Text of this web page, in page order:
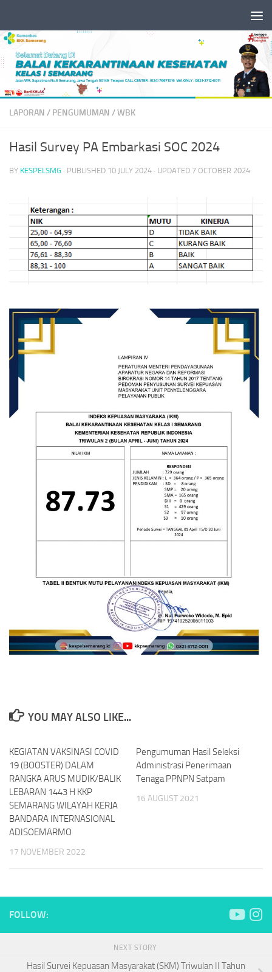
LAPORAN / PENGUMUMAN /WBK
Hasil Survey PA Embarkasi SOC 2024
BY KESPELSMG · PUBLISHED 10 JULY 2024 · UPDATED 7 OCTOBER 2024
YOU MAY ALSO LIKE...
KEGIATAN VAKSINASI COVID
19 (BOOSTER) DALAM
RANGKA ARUS MUDIK/BALIK
LEBARAN 1443 H KKP
SEMARANG WILAYAH KERJA
BANDARA INTERNASIONAL
ADISOEMARMO
17 NOVEMBER 2022
Pengumuman Hasil Seleksi
Administrasi Penerimaan
Tenaga PPNPN Satpam
16 AUGUST 2021
FOLLOW:
NEXT STORY
Hasil Survei Kepuasan Masyarakat (SKM) Triwulan II Tahun